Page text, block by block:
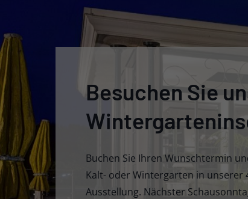
Besuchen Sie
Buchen Sie Ihren Wunschtermin
Kalt- oder Wintergarten in unserer
Ausstellung. Nächster